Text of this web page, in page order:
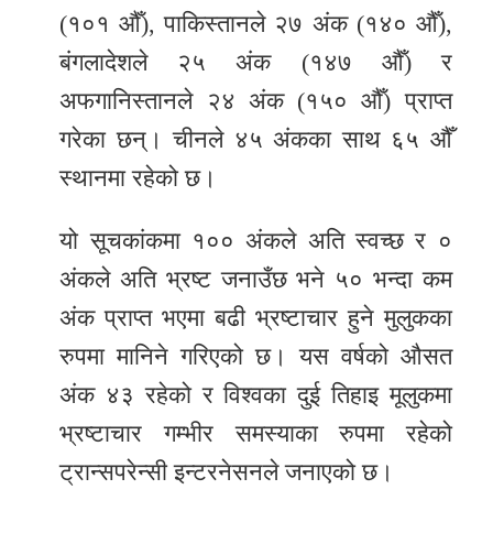
(१०१ औँ), पाकिस्तानले २७ अंक (१४० औँ),
बंगलादेशले २५ अंक (१४७ औँ) र
अफगानिस्तानले २४ अंक (१५० औँ) प्राप्त
गरेका छन्। चीनले ४५ अंकका साथ ६५ औँ
स्थानमा रहेको छ।
यो सूचकांकमा १०० अंकले अति स्वच्छ र ०
अंकले अति भ्रष्ट जनाउँछ भने ५० भन्दा कम
अंक प्राप्त भएमा बढी भ्रष्टाचार हुने मुलुकका
रुपमा मानिने गरिएको छ। यस वर्षको औसत
अंक ४३ रहेको र विश्वका दुई तिहाइ मूलुकमा
भ्रष्टाचार गम्भीर समस्याका रुपमा रहेको
ट्रान्सपरेन्सी इन्टरनेसनले जनाएको छ।